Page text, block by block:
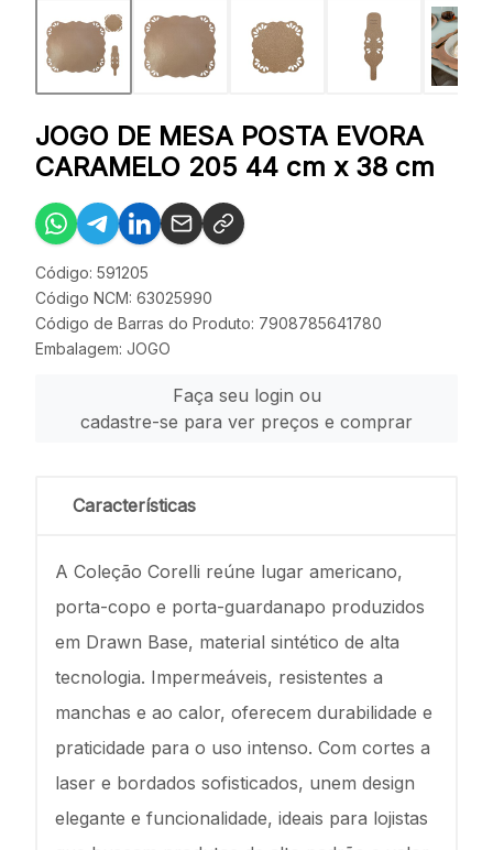
JOGO DE MESA POSTA EVORA
CARAMELO 205 44 cm x 38 cm
Código: 591205
Código NCM: 63025990
Código de Barras do Produto: 7908785641780
Embalagem: JOGO
Faça seu login ou
cadastre-se para ver preços e comprar
Características
A Coleção Corelli reúne lugar americano,
porta-copo e porta-guardanapo produzidos
em Drawn Base, material sintético de alta
tecnologia. Impermeáveis, resistentes a
manchas e ao calor, oferecem durabilidade e
praticidade para o uso intenso. Com cortes a
laser e bordados sofisticados, unem design
elegante e funcionalidade, ideais para lojistas